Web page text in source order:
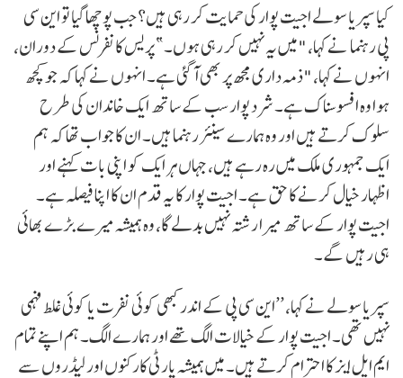
کیا سپریا سولے اجیت پوار کی حمایت کر رہی ہیں؟ جب پوچھا گیا تو این سی
پی رہنما نے کہا، "میں یہ نہیں کر رہی ہوں۔” پریس کانفرنس کے دوران،
انہوں نے کہا، "ذمہ داری مجھ پر بھی آ گئی ہے۔ انہوں نے کہا کہ جو کچھ
ہوا وہ افسوسناک ہے۔ شرد پوار سب کے ساتھ ایک خاندان کی طرح
سلوک کرتے ہیں اور وہ ہمارے سینئر رہنما ہیں۔ ان کا جواب تھا کہ ہم
ایک جمہوری ملک میں رہ رہے ہیں، جہاں ہر ایک کو اپنی بات کہنے اور
اظہار خیال کرنے کا حق ہے۔ اجیت پوار کا یہ قدم ان کا اپنا فیصلہ ہے۔
اجیت پوار کے ساتھ میرا رشتہ نہیں بدلے گا، وہ ہمیشہ میرے بڑے بھائی
ہی رہیں گے۔
سپریا سولے نے کہا، ’’این سی پی کے اندر کبھی کوئی نفرت یا کوئی غلط فہمی
نہیں تھی۔ اجیت پوار کے خیالات الگ تھے اور ہمارے الگ۔ ہم اپنے تمام
ایم ایل ایز کا احترام کرتے ہیں۔ میں ہمیشہ پارٹی کارکنوں اور لیڈروں سے